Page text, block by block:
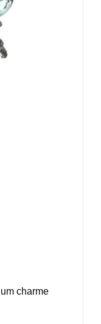
charme